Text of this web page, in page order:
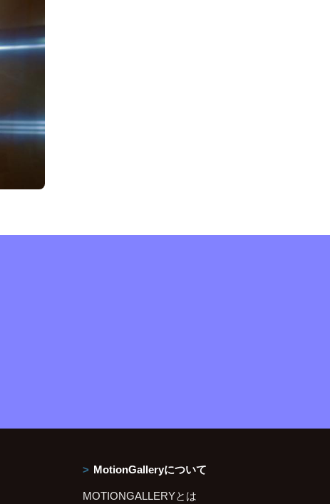
MotionGalleryについて
MOTIONGALLERYとは